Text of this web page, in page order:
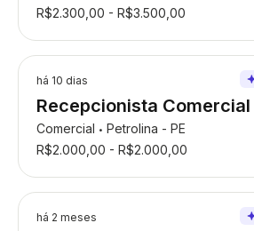
R$2.300,00 - R$3.500,00
há 10 dias
Recepcionista Comercial
Comercial • Petrolina - PE
R$2.000,00 - R$2.000,00
há 2 meses